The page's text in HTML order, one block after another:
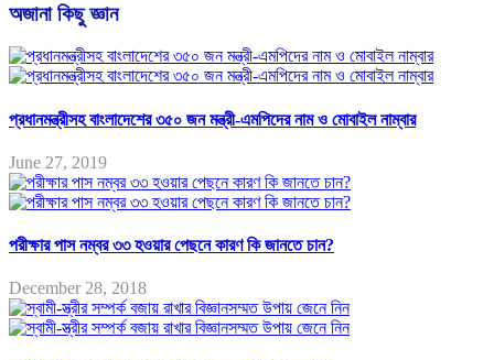
অজানা কিছু জ্ঞান
প্রধানমন্ত্রীসহ বাংলাদেশের ৩৫০ জন মন্ত্রী-এমপিদের নাম ও মোবাইল নাম্বার
June 27, 2019
পরীক্ষার পাস নম্বর ৩৩ হওয়ার পেছনে কারণ কি জানতে চান?
December 28, 2018